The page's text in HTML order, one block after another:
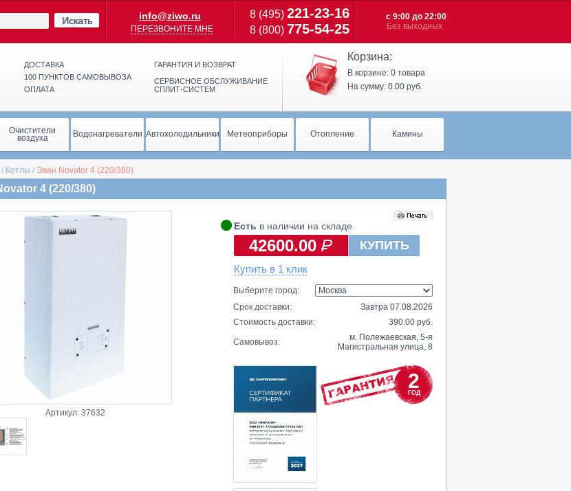
Искать info@ziwo.ru
ПЕРЕЗВОНИТЕ МНЕ
8 (495) 221-23-16
8 (800) 775-54-25
с 9:00 до 22:00
Без выходных
ДОСТАВКА
100 ПУНКТОВ САМОВЫВОЗА
ОПЛАТА
ГАРАНТИЯ И ВОЗВРАТ
СЕРВИСНОЕ ОБСЛУЖИВАНИЕ
СПЛИТ-СИСТЕМ
Корзина:
В корзине: 0 товара
На сумму: 0.00 руб.
Очистители
воздуха Водонагреватели Автохолодильники Метеоприборы Отопление Камины
/ Котлы / Эван Novator 4 (220/380)
4 (220/380)
Артикул: 37632
🞄 Есть в наличии на складе
42600.00 КУПИТЬ
Купить в 1 клик
Выберите город:
Срок доставки:
Завтра 07.08.2026
Стоимость доставки:
390.00 руб.
Самовывоз:
м. Полежаевская, 5-я
Магистральная улица, 8
2
ГОД